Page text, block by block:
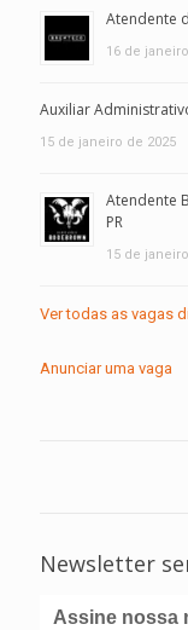
Atendente
16 de
Auxiliar
15 de janeiro de 2025
Atendente
PR
15 de
Ver todas as vagas
Anunciar uma vaga
Newsletter
Assine nossa